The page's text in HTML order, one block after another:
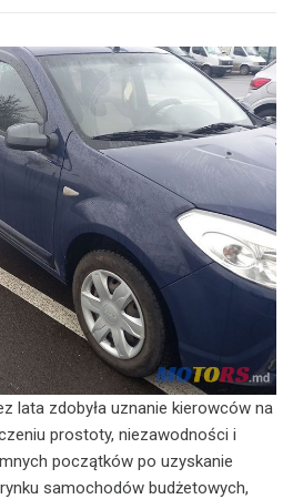
lata zdobyła uznanie kierowców na
prostoty, niezawodności i
początków po uzyskanie
samochodów budżetowych,